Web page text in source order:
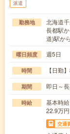
派遣
勤務地
北海道
長都駅
道)駅か
曜日頻度 週5日
時間 【日勤
期間 即日～
時給
基本時
22.9万
交通